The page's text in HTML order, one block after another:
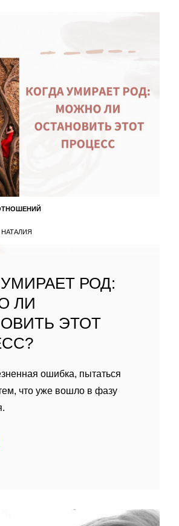
РОД:
ЛИ
ЭТОТ
ошибка, пытаться
что уже вошло в фазу